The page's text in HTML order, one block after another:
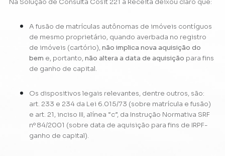
Na Solução de Consulta Cosit 221 a Receita deixou claro que:
A fusão de matrículas autônomas de imóveis contíguos
de mesmo proprietário, quando averbada no registro
de imóveis (cartório),não implica nova aquisição do
bem e, portanto,não altera a data de aquisição para fins
de ganho de capital.
Os dispositivos legais relevantes, dentre outros, são:
art. 233 e 234 da Lei 6.015/73 (sobre matrícula e fusão)
e art. 21, inciso III, alínea “c”, da Instrução Normativa SRF
nº 84/2001 (sobre data de aquisição para fins de IRPF-
ganho de capital).